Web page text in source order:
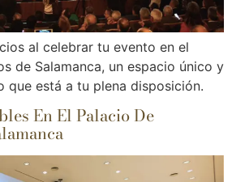
al celebrar tu evento en el
de Salamanca, un espacio único y
que está a tu plena disposición.
En El Palacio De